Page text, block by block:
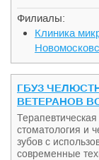
Филиалы:
Клиника
ГБУЗ
ВЕТЕРАНОВ
стоматология и
зубов с
современные